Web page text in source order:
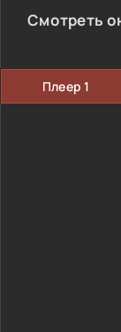
Смотреть
Плеер 1